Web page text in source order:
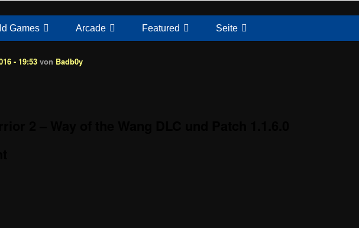
Id Games Arcade Featured Seite
- 19:53 von Badb0y